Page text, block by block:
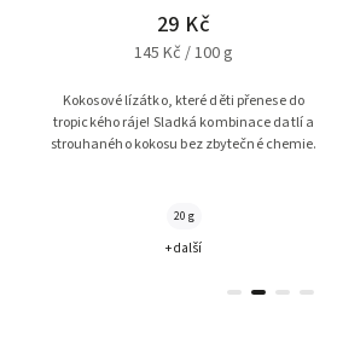
29 Kč
145 Kč / 100 g
Výbuch svěží malinové chuti v každém
kousku! Sladká kombinace datlí a
lyofilizovaných malin přináší zdravé mlsání,
20 g
+ další